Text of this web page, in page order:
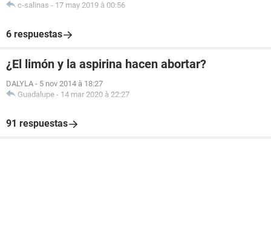
c-salinas - 17 may 2019 à 00:56
6 respuestas
¿El limón y la aspirina hacen abortar?
DALYLA - 5 nov 2014 à 18:27
Guadalupe - 14 mar 2020 à 22:27
91 respuestas